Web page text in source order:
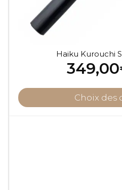
Haiku Kurouchi
349,00
Choix des